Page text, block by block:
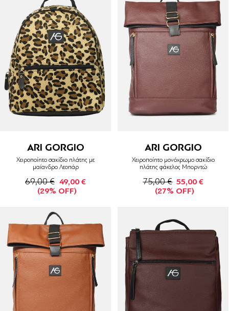
ARI GORGIO
Χειροποίητο σακίδιο πλάτης με
μαίανδρο Λεοπάρ
69,00 € 49,00 €
(29% OFF)
ARI GORGIO
Χειροποίητο μονόχρωμο σακίδιο
πλάτης φάκελος Μπορντώ
75,00 € 55,00 €
(27% OFF)